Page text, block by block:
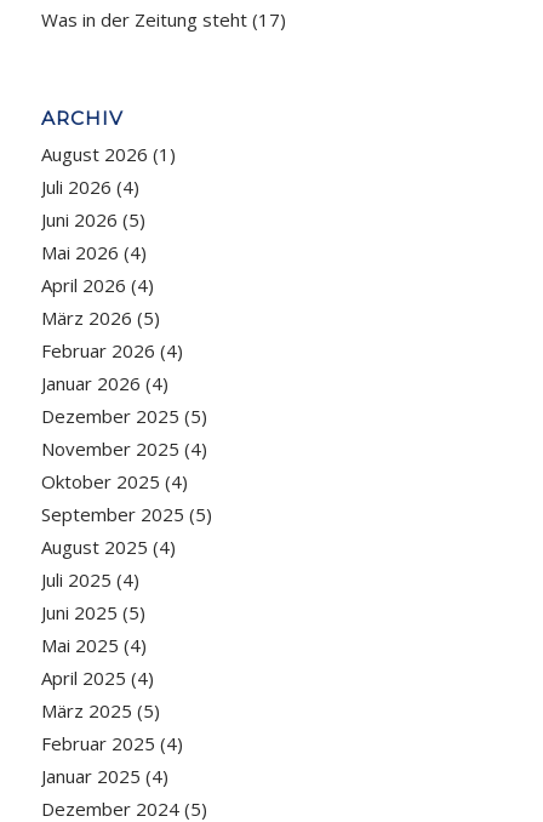
Was in der Zeitung steht(17)
ARCHIV
August 2026 (1)
Juli 2026 (4)
Juni 2026 (5)
Mai 2026 (4)
April 2026 (4)
März 2026 (5)
Februar 2026 (4)
Januar 2026 (4)
Dezember 2025 (5)
November 2025 (4)
Oktober 2025 (4)
September 2025 (5)
August 2025 (4)
Juli 2025 (4)
Juni 2025 (5)
Mai 2025 (4)
April 2025 (4)
März 2025 (5)
Februar 2025 (4)
Januar 2025 (4)
Dezember 2024(5)